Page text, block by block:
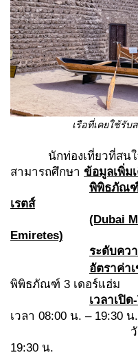
เรือที่เคยใช้รับ
นักท่องเที่ยวที่สนใจ
สามารถศึกษา ข้อมูลเพิ่ม
พิพิธภัณฑ์
เรตส์
(Dubai
Emiretes)
ระดับคว
อัตราค่า
พิพิธภัณฑ์ 3 เดอร์แฮ่ม
เวลาเปิด
เวลา 08:00 น. – 19:30 น.
วันศุกร์ เปิดเ
19:30 น.